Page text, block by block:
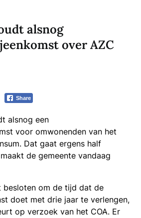
alsnog
over AZC
Share
alsnog een
voor omwonenden van het
Dat gaat ergens half
de gemeente vandaag
besloten om de tijd dat de
doet met drie jaar te verlengen,
op verzoek van het COA. Er